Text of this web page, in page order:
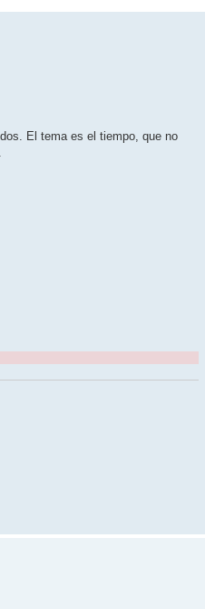
El tema es el tiempo, que no